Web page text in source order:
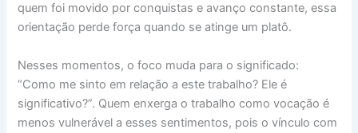
quem foi movido por conquistas e avanço constante, essa
orientação perde força quando se atinge um platô.
Nesses momentos, o foco muda para o significado:
“Como me sinto em relação a este trabalho? Ele é
significativo?”. Quem enxerga o trabalho como vocação é
menos vulnerável a esses sentimentos, pois o vínculo com